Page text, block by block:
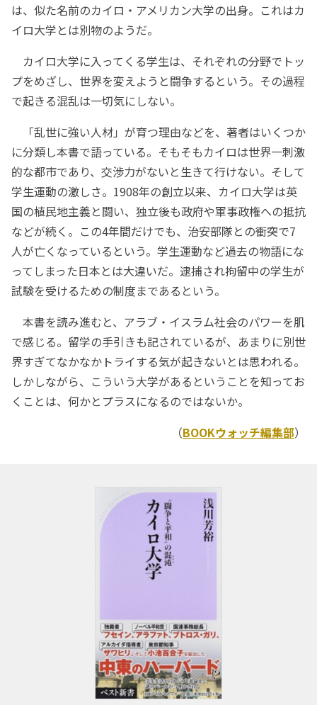
は、似た名前のカイロ・アメリカン大学の出身。これはカ
イロ大学とは別物のようだ。
カイロ大学に入ってくる学生は、それぞれの分野でトッ
プをめざし、世界を変えようと闘争するという。その過程
で起きる混乱は一切気にしない。
「乱世に強い人材」が育つ理由などを、著者はいくつか
に分類し本書で語っている。そもそもカイロは世界一刺激
的な都市であり、交渉力がないと生きて行けない。そして
学生運動の激しさ。1908年の創立以来、カイロ大学は英
国の植民地主義と闘い、独立後も政府や軍事政権への抵抗
などが続く。この4年間だけでも、治安部隊との衝突で7
人が亡くなっているという。学生運動など過去の物語にな
ってしまった日本とは大違いだ。逮捕され拘留中の学生が
試験を受けるための制度まであるという。
本書を読み進むと、アラブ・イスラム社会のパワーを肌
で感じる。留学の手引きも記されているが、あまりに別世
界すぎてなかなかトライする気が起きないとは思われる。
しかしながら、こういう大学があるということを知ってお
くことは、何かとプラスになるのではないか。
（BOOKウォッチ編集部）